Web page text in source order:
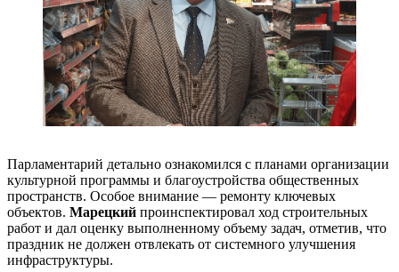
Парламентарий детально ознакомился с планами организации
культурной программы и благоустройства общественных
пространств. Особое внимание — ремонту ключевых
объектов. Марецкий проинспектировал ход строительных
работ и дал оценку выполненному объему задач, отметив, что
праздник не должен отвлекать от системного улучшения
инфраструктуры.